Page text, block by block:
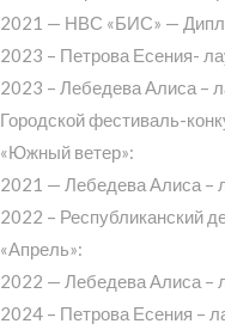
2021 — НВС «БИС» —
2023 – Петрова Есения-
2023 – Лебедева Алиса –
Городской фестиваль-
«Южный ветер»:
2021 — Лебедева Алиса –
2022 – Республиканский
«Апрель»:
2022 — Лебедева Алиса –
2024 – Петрова Есения –